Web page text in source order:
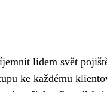
lidem svět
ke každému